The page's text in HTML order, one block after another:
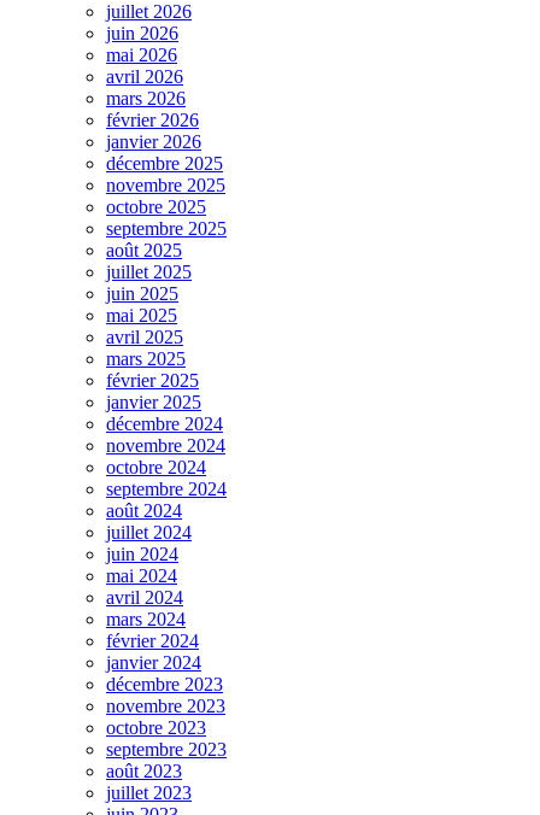
juillet 2026
juin 2026
mai 2026
avril 2026
mars 2026
février 2026
janvier 2026
décembre 2025
novembre 2025
octobre 2025
septembre 2025
août 2025
juillet 2025
juin 2025
mai 2025
avril 2025
mars 2025
février 2025
janvier 2025
décembre 2024
novembre 2024
octobre 2024
septembre 2024
août 2024
juillet 2024
juin 2024
mai 2024
avril 2024
mars 2024
février 2024
janvier 2024
décembre 2023
novembre 2023
octobre 2023
septembre 2023
août 2023
juillet 2023